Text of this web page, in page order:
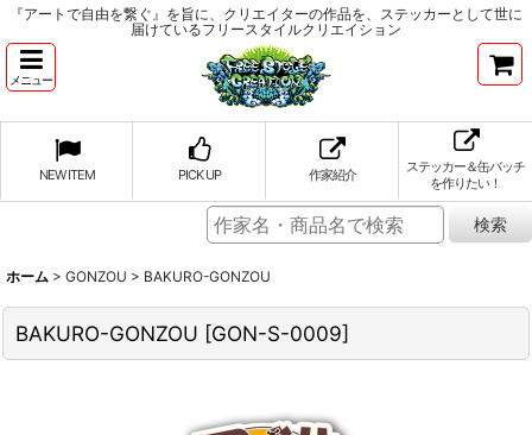
『アートで自由を繋ぐ』を旨に、クリエイターの作品を、ステッカーとして世に
届けているフリースタイルクリエイション
メニュー
NEW ITEM PICK UP 作家紹介
ステッカー＆缶バッチ
を作りたい！
ホーム > GONZOU > BAKURO-GONZOU
BAKURO-GONZOU [GON-S-0009]